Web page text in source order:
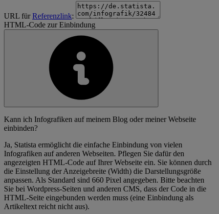
URL fürReferenzlink:
HTML-Code zur Einbindung
Kann ich Infografiken auf meinem Blog oder meiner Webseite
einbinden?
Ja, Statista ermöglicht die einfache Einbindung von vielen
Infografiken auf anderen Webseiten. Pflegen Sie dafür den
angezeigten HTML-Code auf Ihrer Webseite ein. Sie können durch
die Einstellung der Anzeigebreite (Width) die Darstellungsgröße
anpassen. Als Standard sind 660 Pixel angegeben. Bitte beachten
Sie bei Wordpress-Seiten und anderen CMS, dass der Code in die
HTML-Seite eingebunden werden muss (eine Einbindung als
Artikeltext reicht nicht aus).